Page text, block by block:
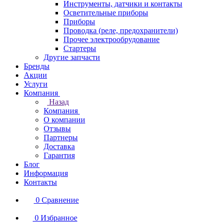
Инструменты, датчики и контакты
Осветительные приборы
Приборы
Проводка (реле, предохранители)
Прочее электрообрудование
Стартеры
Другие запчасти
Бренды
Акции
Услуги
Компания
Назад
Компания
О компании
Отзывы
Партнеры
Доставка
Гарантия
Блог
Информация
Контакты
0 Сравнение
0 Избранное